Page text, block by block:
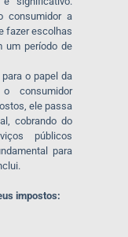
consumidor a
fazer escolhas
um período de
o papel da
o consumidor
ele passa
cobrando do
públicos
para
impostos: